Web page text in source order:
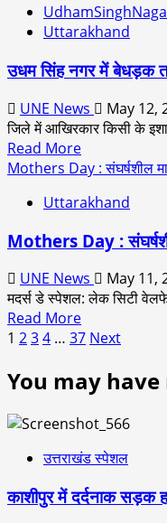
रिश्तेदार
निकला
आरोपी”
पुलिस
ने
पूरे
कांड
का
खुलासा”
पूरी
नदिया
व
खेतों
का
चीरती
पोकलैंड
मशीन,
केलाखेड़ा
में
धड़ल्ले
से
चल
रहा
अवैध
खनन
का
ऊधमसिंह
नगर
पुलिस
एवं
मौन।
Uttarakhand
उधम सिंह नगर में बेधड़क
UNE News
May 12,
जिले में आखिरकार किसी के
Read MoreRead
more
उधम
नगर
बेधड़क
तरीके
से
बिक
कॉलोनियों
पार्क,
प्रशासन
बेखबर
–
कॉलोनी
Mothers Day : संघर्षशील
Uttarakhand
Mothers Day :
UNE News
May 11,
मदर्स डे स्पेशल: लेक सिटी
Read MoreRead
more
Mothers
Day
:
संघर्षशील
माताओं
मिला
Posts
pagination
1 234 … 37 Next
You may have
उत्तराखंड स्पेशल
काशीपुर में दर्दनाक सड़क